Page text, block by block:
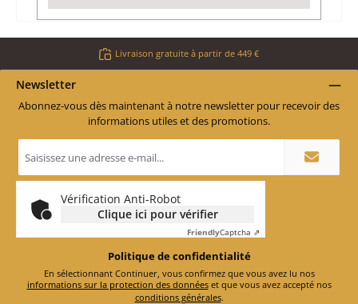
Livraison gratuite à partir de 449 €
Newsletter
Abonnez-vous dès maintenant à notre newsletter pour recevoir des
informations utiles et des promotions.
e-
mail
*
Vérification Anti-Robot
Clique ici pour vérifier
FriendlyCaptcha ⇗
Politique de confidentialité
En sélectionnant Continuer, vous confirmez que vous avez lu nos
informations sur la protection des données
et que vous avez accepté nos
conditions générales.